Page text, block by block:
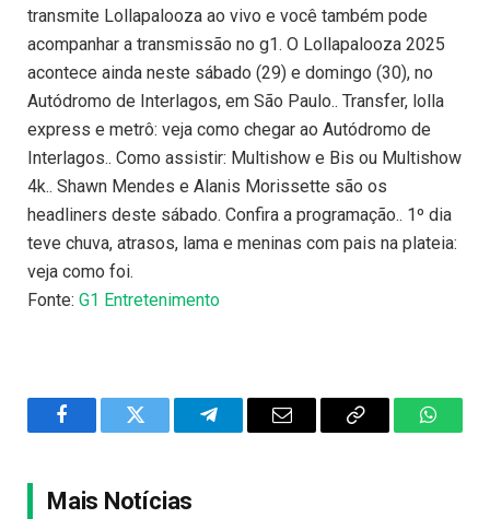
transmite Lollapalooza ao vivo e você também pode
acompanhar a transmissão no g1. O Lollapalooza 2025
acontece ainda neste sábado (29) e domingo (30), no
Autódromo de Interlagos, em São Paulo.. Transfer, lolla
express e metrô: veja como chegar ao Autódromo de
Interlagos.. Como assistir: Multishow e Bis ou Multishow
4k.. Shawn Mendes e Alanis Morissette são os
headliners deste sábado. Confira a programação.. 1º dia
teve chuva, atrasos, lama e meninas com pais na plateia:
veja como foi.
Fonte: G1 Entretenimento
FacebookTwitter TelegramEmail
Copy
Mais Notícias